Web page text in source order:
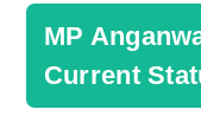
MP
Current